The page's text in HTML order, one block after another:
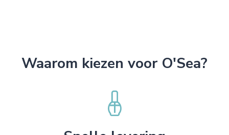
Waarom kiezen voor O'Sea?